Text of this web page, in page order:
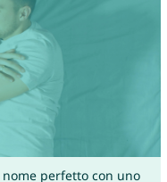
perfetto con uno